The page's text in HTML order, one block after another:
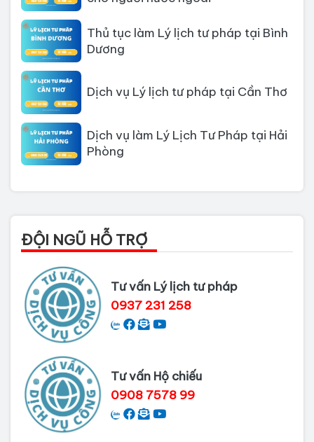
Thủ tục làm Lý lịch tư pháp tại Bình
Dương
Dịch vụ Lý lịch tư pháp tại Cần Thơ
Dịch vụ làm Lý Lịch Tư Pháp tại Hải
Phòng
Nẵng
Thủ tục làm Lý Lịch Tư Pháp tại Hồ
Chí Minh
Thủ tục làm lý lịch tư pháp tại Đồng
Nai
Dịch vụ làm phiếu lý lịch tư pháp
Thủ tục làm Lý lịch tư pháp tại Bình
Dương
ĐỘI NGŨ HỖ TRỢ
Tư vấn Lý lịch tư pháp
0937 231 258
Tư vấn Hộ chiếu
0908 7578 99